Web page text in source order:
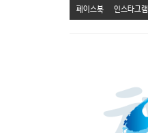
페이스북 인스타그램